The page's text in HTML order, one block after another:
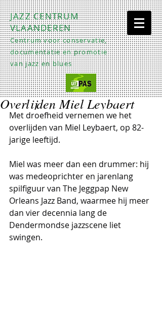
JAZZ CENTRUM
VLAANDEREN
Centrum voor conservatie,
documentatie en promotie
van jazz en blues
Overlijden Miel Leybaert
Met droefheid vernemen we het
overlijden van Miel Leybaert, op 82-
jarige leeftijd.
Miel was meer dan een drummer: hij
was medeoprichter en jarenlang
spilfiguur van The Jeggpap New
Orleans Jazz Band, waarmee hij meer
dan vier decennia lang de
Dendermondse jazzscene liet
swingen.